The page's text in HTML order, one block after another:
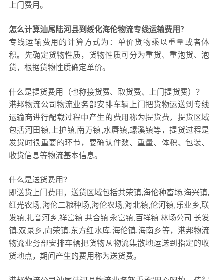
上门费用。
怎么计算汕尾陆河县到绥化海伦物流专线运输费用？
专线运输费用的计算方式为：单价货物乘以重量或者体
积。先确定货物性质，货物性质可分为重货、重泡货、泡
货，根据货物性质确定单价。
什么是提货费用（也称接货费、取货费、上门提货费）？
港邦物流公司物流业务部安排车辆上门把货物运送到专线
运输商进行配载过程中产生的费用称为提货费，提货区域
包括河田镇,上护镇,南万镇,水唇镇,螺溪镇等，提货过程是
发货时很重要的环节，要确认件数、重量、体积、包装、
收货信息等物流基本信息。
什么是送货费用？
即送货上门费用，送货区域包括共荣镇,海伦种畜场,海兴镇,
红光农场,海伦二粮种场,海伦农场,海北镇,伦河镇,乐业乡,联
发镇,扎音河乡,祥富镇,共合镇,永富镇,百祥镇,林场公司,长发
镇,双录乡,向荣镇,东方红水库,海伦镇,海南乡等，港邦物流
物流业务部安排车辆把货物从物流集散地运送到指定的收
货地点，期间产生的费用称为送货费。